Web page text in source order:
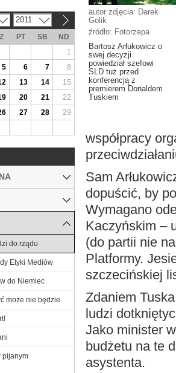
autor zdjęcia: Darek
Golik
źródło: Fotorzepa
Bartosz Arłukowicz o
swej decyzji
powiedział szefowi
SLD tuż przed
konferencją z
premierem Donaldem
Tuskiem
współpracy
Sam
dopuścić, by
Wymagano
Kaczyńskim –
(do partii nie
Platformy.
szczecińskiej
Zdaniem
ludzi
Jako minister
budżetu na te
asystenta.
2011
PT SB
ND
1
5 6 7
8
13 14
15
20 21
22
27 28
29
do rządu
Etyki Mediów
do Niemiec
może nie będzie
pijanym